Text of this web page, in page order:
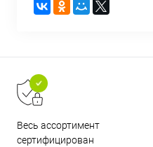
Весь ассортимент
сертифицирован